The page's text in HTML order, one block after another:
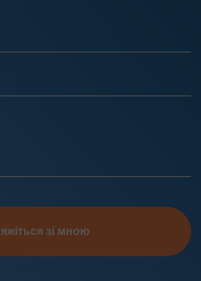
зі мною